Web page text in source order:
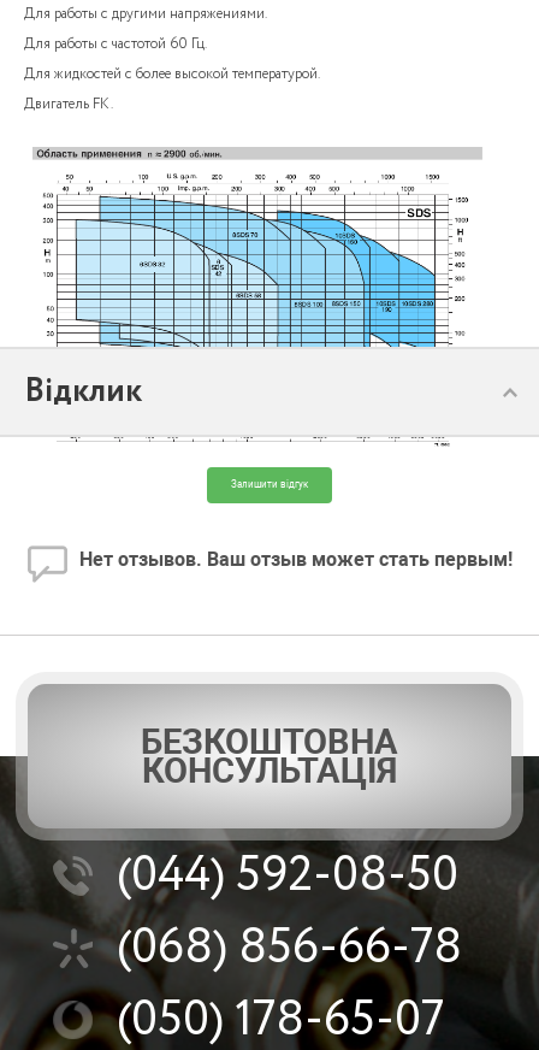
Для работы с другими напряжениями.
Для работы с частотой 60 Гц.
Для жидкостей с более высокой температурой.
Двигатель FK.
Відклик
Залишити відгук
Нет отзывов. Ваш отзыв может стать первым!
БЕЗКОШТОВНА
КОНСУЛЬТАЦІЯ
(044)592-08-50
(068) 856-66-78
(050)178-65-07